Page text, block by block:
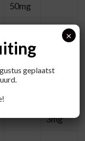
50mg
95mg
5.5mg
3mg
geplaatst
×